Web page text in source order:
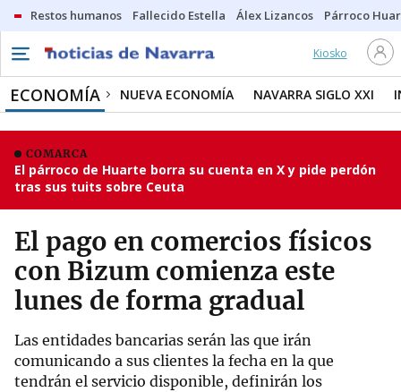
Restos humanos Fallecido Estella Álex Lizancos Párroco
Kiosko
ECONOMÍA NUEVA ECONOMÍA NAVARRA SIGLO XXI
COMARCA
El párroco de Huarte borra su cuenta en X y pide perdón
tras sus tuits sobre Ceuta
El pago en comercios físicos
con Bizum comienza este
lunes de forma gradual
Las entidades bancarias serán las que irán
comunicando a sus clientes la fecha en la que
tendrán el servicio disponible, definirán los